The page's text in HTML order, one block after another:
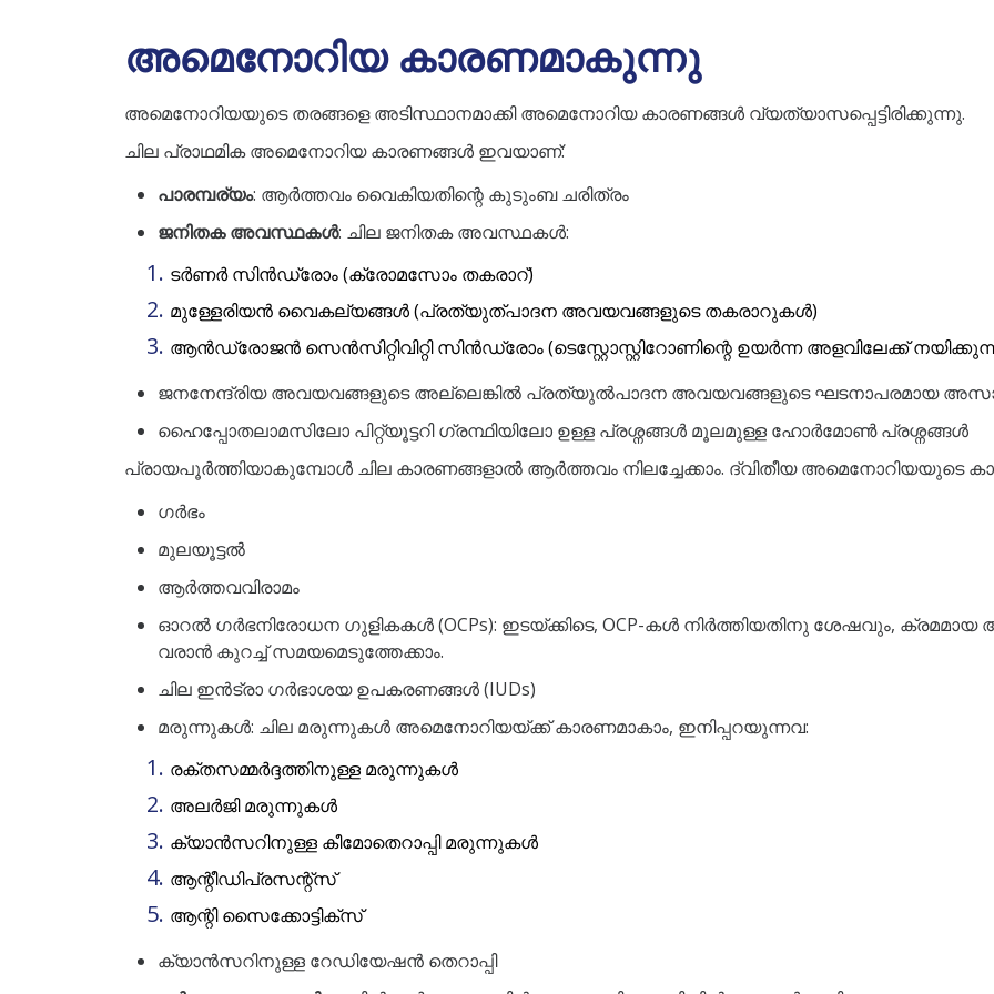
അമെനോറിയ കാരണമാകുന്നു
അമെനോറിയയുടെ തരങ്ങളെ അടിസ്ഥാനമാക്കി അമെനോറിയ കാരണങ്ങൾ വ്യത്യാസപ്പെട്ടിരിക്കുന്നു.
ചില പ്രാഥമിക അമെനോറിയ കാരണങ്ങൾ ഇവയാണ്:
പാരമ്പര്യം: ആർത്തവം വൈകിയതിന്റെ കുടുംബ ചരിത്രം
ജനിതക അവസ്ഥകൾ: ചില ജനിതക അവസ്ഥകൾ:
ടർണർ സിൻഡ്രോം (ക്രോമസോം തകരാറ്)
മുള്ളേരിയൻ വൈകല്യങ്ങൾ (പ്രത്യുത്പാദന അവയവങ്ങളുടെ തകരാറുകൾ)
ആൻഡ്രോജൻ സെൻസിറ്റിവിറ്റി സിൻഡ്രോം (ടെസ്റ്റോസ്റ്റിറോണിന്റെ ഉയർന്ന അളവിലേക്ക്
ജനനേന്ദ്രിയ അവയവങ്ങളുടെ അല്ലെങ്കിൽ പ്രത്യുൽപാദന അവയവങ്ങളുടെ ഘടനാപരമായ
ഹൈപ്പോതലാമസിലോ പിറ്റ്യൂട്ടറി ഗ്രന്ഥിയിലോ ഉള്ള പ്രശ്നങ്ങൾ മൂലമുള്ള ഹോർമോൺ പ്രശ്നങ്ങൾ
പ്രായപൂർത്തിയാകുമ്പോൾ ചില കാരണങ്ങളാൽ ആർത്തവം നിലച്ചേക്കാം. ദ്വിതീയ അമെനോറിയയുടെ
ഗർഭം
മുലയൂട്ടൽ
ആർത്തവവിരാമം
ഓറൽ ഗർഭനിരോധന ഗുളികകൾ (OCPs): ഇടയ്ക്കിടെ, OCP-കൾ നിർത്തിയതിനു ശേഷവും,
വരാൻ കുറച്ച് സമയമെടുത്തേക്കാം.
ചില ഇൻട്രാ ഗർഭാശയ ഉപകരണങ്ങൾ (IUDs)
മരുന്നുകൾ: ചില മരുന്നുകൾ അമെനോറിയയ്ക്ക് കാരണമാകാം, ഇനിപ്പറയുന്നവ:
രക്തസമ്മർദ്ദത്തിനുള്ള മരുന്നുകൾ
അലർജി മരുന്നുകൾ
ക്യാൻസറിനുള്ള കീമോതെറാപ്പി മരുന്നുകൾ
ആന്റീഡിപ്രസന്റ്സ്
ആന്റി സൈക്കോട്ടിക്സ്
ക്യാൻസറിനുള്ള റേഡിയേഷൻ തെറാപ്പി